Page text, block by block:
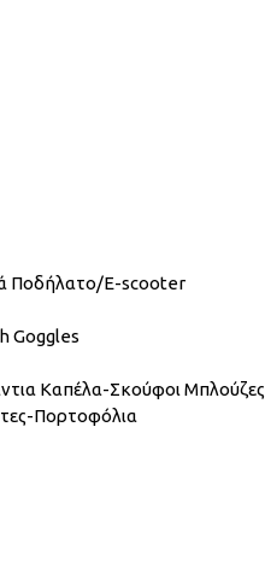
Ποδήλατο/E-scooter
Goggles
Καπέλα-Σκούφοι Μπλούζες
Πορτοφόλια